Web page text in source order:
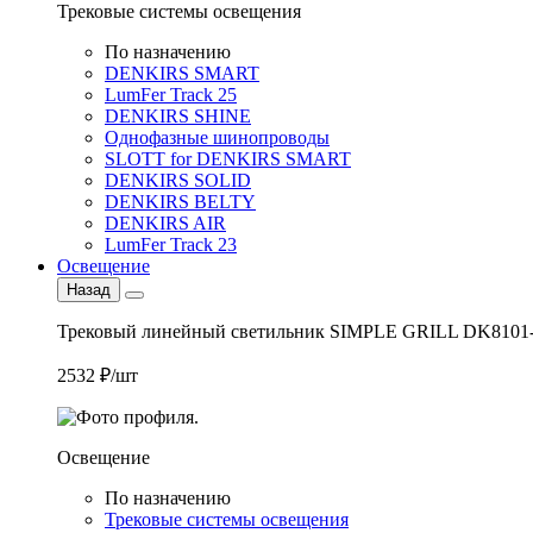
Трековые системы освещения
По назначению
DENKIRS SMART
LumFer Track 25
DENKIRS SHINE
Однофазные шинопроводы
SLOTT for DENKIRS SMART
DENKIRS SOLID
DENKIRS BELTY
DENKIRS AIR
LumFer Track 23
Освещение
Назад
Трековый линейный светильник SIMPLE GRILL
2532 ₽/шт
Освещение
По назначению
Трековые системы освещения